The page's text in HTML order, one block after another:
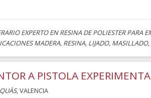
EXPERTO EN RESINA DE POLIESTER PARA
MADERA, RESINA, LIJADO,
A PISTOLA
, VALENCIA